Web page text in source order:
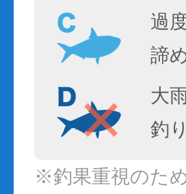
過
諦
大
釣
※釣果重視のた